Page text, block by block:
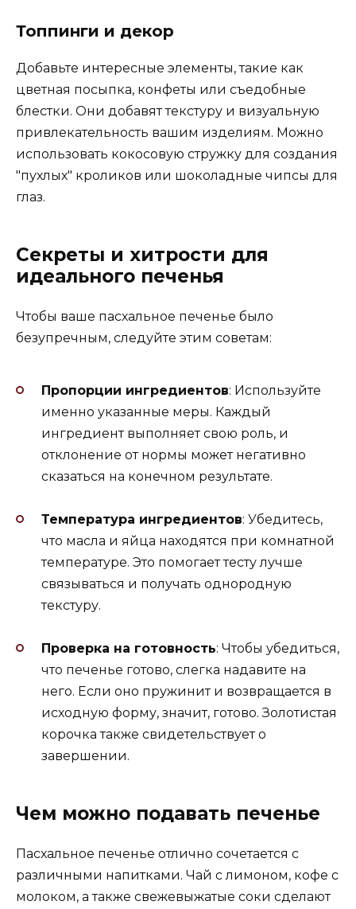
Топпинги и декор
Добавьте интересные элементы, такие как
цветная посыпка, конфеты или съедобные
блестки. Они добавят текстуру и визуальную
привлекательность вашим изделиям. Можно
использовать кокосовую стружку для создания
"пухлых" кроликов или шоколадные чипсы для
глаз.
Секреты и хитрости для
идеального печенья
Чтобы ваше пасхальное печенье было
безупречным, следуйте этим советам:
Пропорции ингредиентов: Используйте
именно указанные меры. Каждый
ингредиент выполняет свою роль, и
отклонение от нормы может негативно
сказаться на конечном результате.
Температура ингредиентов: Убедитесь,
что масла и яйца находятся при комнатной
температуре. Это помогает тесту лучше
связываться и получать однородную
текстуру.
Проверка на готовность: Чтобы убедиться,
что печенье готово, слегка надавите на
него. Если оно пружинит и возвращается в
исходную форму, значит, готово. Золотистая
корочка также свидетельствует о
завершении.
Чем можно подавать печенье
Пасхальное печенье отлично сочетается с
различными напитками. Чай с лимоном, кофе с
молоком, а также свежевыжатые соки сделают